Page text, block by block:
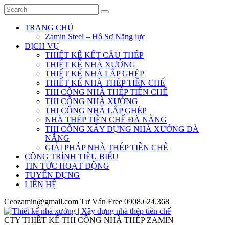
TRANG CHỦ
Zamin Steel – Hồ Sơ Năng lực
DỊCH VỤ
THIẾT KẾ KẾT CẤU THÉP
THIẾT KẾ NHÀ XƯỞNG
THIẾT KẾ NHÀ LẮP GHÉP
THIẾT KẾ NHÀ THÉP TIỀN CHẾ
THI CÔNG NHÀ THÉP TIỀN CHẾ
THI CÔNG NHÀ XƯỞNG
THI CÔNG NHÀ LẮP GHÉP
NHÀ THÉP TIỀN CHẾ ĐÀ NẴNG
THI CÔNG XÂY DỰNG NHÀ XƯỞNG ĐÀ
NẴNG
GIẢI PHÁP NHÀ THÉP TIỀN CHẾ
CÔNG TRÌNH TIÊU BIỂU
TIN TỨC HOẠT ĐỘNG
TUYỂN DỤNG
LIÊN HỆ
Ceozamin@gmail.com Tư Vấn Free 0908.624.368
CTY THIẾT KẾ THI CÔNG NHÀ THÉP ZAMIN